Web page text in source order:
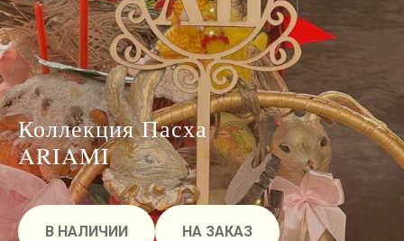
Коллекция Пасха
ARIAMI
В НАЛИЧИИ НА ЗАКАЗ